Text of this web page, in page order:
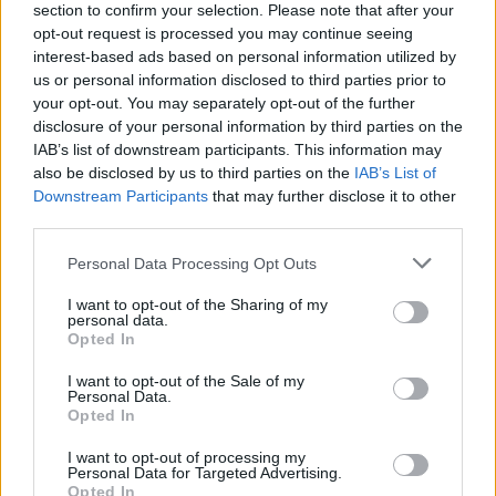
section to confirm your selection. Please note that after your
opt-out request is processed you may continue seeing
interest-based ads based on personal information utilized by
us or personal information disclosed to third parties prior to
your opt-out. You may separately opt-out of the further
disclosure of your personal information by third parties on the
IAB’s list of downstream participants. This information may
also be disclosed by us to third parties on the IAB’s List of
Downstream Participants that may further disclose it to other
Please note that this website/app uses one or more Google
not limited to your visit or usage behaviour. You may click to
grant or deny consent to Google and its third-party tags to
use your data for below specified purposes in below Google
consent section.
Personal Data Processing Opt Outs
I want to opt-out of the Sharing of my
personal data.
Opted In
I want to opt-out of the Sale of my
Personal Data.
Opted In
I want to opt-out of processing my
Personal Data for Targeted Advertising.
Opted In
75. percben 4-0-ra vezetett, a Torontónak ezt
követően sikerült szépítenie. Előbb Sallói
gólpasszából volt eredményes a kolumbiai Emilio
Aristizabal, aki aztán a 90. percben ismét betalált. A
Miamiban a 79. percben csereként lépett pályára az
amerikai-magyar kettős állampolgárPintér Dániel
aki az uruguayi Luis Suárezt váltotta. (MTI)